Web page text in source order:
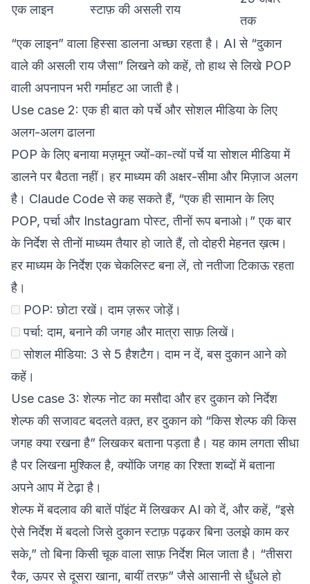
एक लाइन स्टाफ़ की असली राय
तक
“एक लाइन” वाला हिस्सा डालना अच्छा रहता है। AI से “दुकान
वाले की असली राय जैसा” लिखने को कहें, तो हाथ से लिखे POP
वाली अपनापन भरी गर्माहट आ जाती है।
Use case 2: एक ही बात को पर्चे और सोशल मीडिया के लिए
अलग-अलग ढालना
POP के लिए बनाया मज़मून ज्यों-का-त्यों पर्चे या सोशल मीडिया में
डालने पर बैठता नहीं। हर माध्यम की अक्षर-सीमा और मिज़ाज अलग
है। Claude Code से कह सकते हैं, “एक ही सामान के लिए
POP, पर्चा और Instagram पोस्ट, तीनों रूप बनाओ।” एक बार
के निर्देश से तीनों माध्यम तैयार हो जाते हैं, तो दोहरी मेहनत ख़त्म।
हर माध्यम के निर्देश एक चेकलिस्ट बना लें, तो नतीजा टिकाऊ रहता
है।
POP: छोटा रखें। दाम ज़रूर जोड़ें।
पर्चा: दाम, बनाने की जगह और मात्रा साफ़ लिखें।
सोशल मीडिया: 3 से 5 हैशटैग। दाम न दें, बस दुकान आने को
कहें।
Use case 3: शेल्फ नोट का मसौदा और हर दुकान को निर्देश
शेल्फ की सजावट बदलते वक़्त, हर दुकान को “किस शेल्फ की किस
जगह क्या रखना है” लिखकर बताना पड़ता है। यह काम लगता सीधा
है पर लिखना मुश्किल है, क्योंकि जगह का रिश्ता शब्दों में बताना
अपने आप में टेढ़ा है।
शेल्फ में बदलाव की बातें पॉइंट में लिखकर AI को दें, और कहें, “इसे
ऐसे निर्देश में बदलो जिसे दुकान स्टाफ़ पढ़कर बिना उलझे काम कर
सके,” तो बिना किसी चूक वाला साफ़ निर्देश मिल जाता है। “तीसरा
रैक, ऊपर से दूसरा खाना, बायीं तरफ़” जैसे आसानी से धुँधले हो